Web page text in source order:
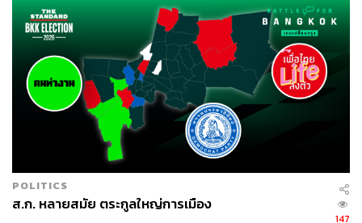
POLITICS
ส.ก. หลายสมัย ตระกูลใหญ่การเมือง
147